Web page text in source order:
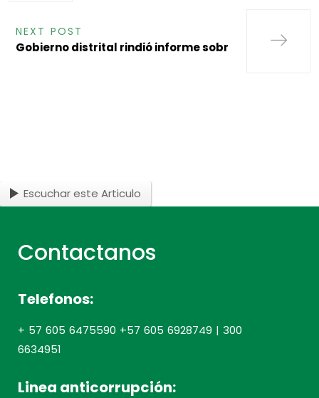
NEXT POST
Gobierno distrital rindió informe sobr
Escuchar este Articulo
Contactanos
Telefonos:
+ 57 605 6475590 +57 605 6928749 | 300
6634951
Linea anticorrupción: